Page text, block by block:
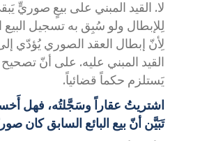
لا. القيد المبني على بيعٍ صوريٍّ
لِلإبطال ولو سُبِق به تسجيل البيع
لِأنّ إبطال العقد الصوري يُؤدّي
القيد المبني عليه. على أنّ
يَستلزم حكماً قضائياً.
اشتريتُ عقاراً وسَجَّلتُه، فهل
تَبَيَّن أنّ بيع البائع السابق كان